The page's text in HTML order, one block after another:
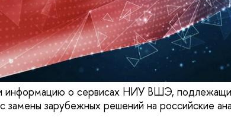
информацию о сервисах НИУ ВШЭ,
замены зарубежных решений на российские